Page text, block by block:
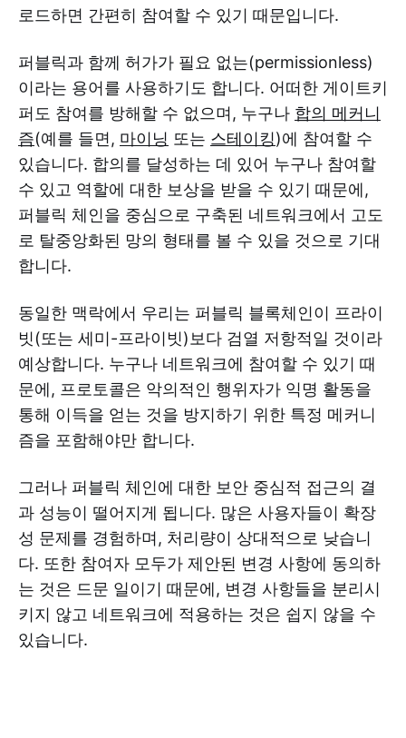
로드하면 간편히 참여할 수 있기 때문입니다.
퍼블릭과 함께 허가가 필요 없는(permissionless)
이라는 용어를 사용하기도 합니다. 어떠한 게이트키
퍼도 참여를 방해할 수 없으며, 누구나 합의 메커니
즘(예를 들면, 마이닝 또는 스테이킹)에 참여할 수
있습니다. 합의를 달성하는 데 있어 누구나 참여할
수 있고 역할에 대한 보상을 받을 수 있기 때문에,
퍼블릭 체인을 중심으로 구축된 네트워크에서 고도
로 탈중앙화된 망의 형태를 볼 수 있을 것으로 기대
합니다.
동일한 맥락에서 우리는 퍼블릭 블록체인이 프라이
빗(또는 세미-프라이빗)보다 검열 저항적일 것이라
예상합니다. 누구나 네트워크에 참여할 수 있기 때
문에, 프로토콜은 악의적인 행위자가 익명 활동을
통해 이득을 얻는 것을 방지하기 위한 특정 메커니
즘을 포함해야만 합니다.
그러나 퍼블릭 체인에 대한 보안 중심적 접근의 결
과 성능이 떨어지게 됩니다. 많은 사용자들이 확장
성 문제를 경험하며, 처리량이 상대적으로 낮습니
다. 또한 참여자 모두가 제안된 변경 사항에 동의하
는 것은 드문 일이기 때문에, 변경 사항들을 분리시
키지 않고 네트워크에 적용하는 것은 쉽지 않을 수
있습니다.